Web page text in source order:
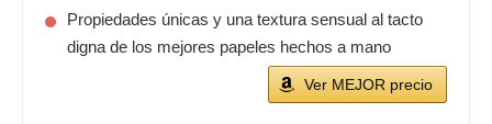
Propiedades únicas y una textura sensual al tacto
digna de los mejores papeles hechos a mano
Ver MEJOR precio